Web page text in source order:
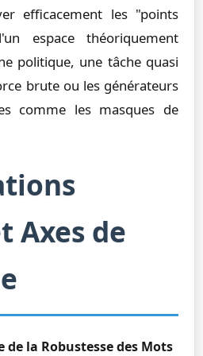
efficacement les "points
espace théoriquement
politique, une tâche quasi
brute ou les générateurs
comme les masques de
Axes de
la Robustesse des Mots